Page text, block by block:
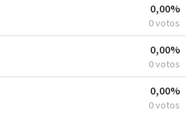
0,00%
0 votos
0,00%
0 votos
0,00%
0 votos